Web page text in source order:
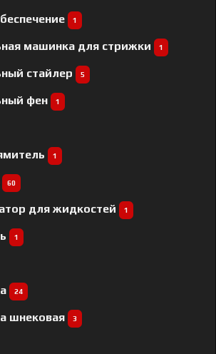
1
машинка для стрижки 1
cтайлер 5
фен 1
1
60
для жидкостей 1
1
24
шнековая 3